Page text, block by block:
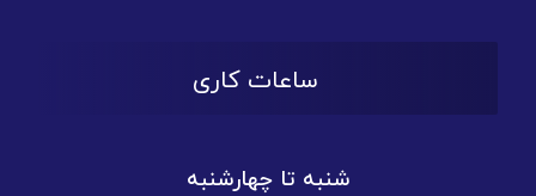
ساعات کاری
شنبه تا چهارشنبه